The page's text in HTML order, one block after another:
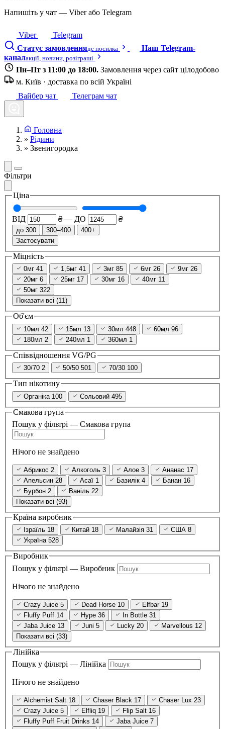
Напишіть у чат — Viber або Telegram
Viber
Telegram
Статус замовленняде посилка
Наш Telegram-
каналакції, новини, розіграші
Пн–Пт з 11:00 до 18:00. Замовлення через сайт цілодобово
м. Київ · доставка по всій Україні
Вайбер чат
Телеграм чат
Головна
» Рідини
» Звенигородка
Фільтри
Ціна
ВІД ₴ — ДО ₴
до 300 300–400
400+
Застосувати
Міцність
0мг 41 1,5мг 41 3мг 85 6мг 26 9мг 26
20мг 6 25мг 17 30мг 16 40мг 11
50мг 322
Показати всі (11)
Об'єм
10мл 42 15мл 13 30мл 448 60мл 96
180мл 2 240мл 1 360мл 1
Співвідношення VG/PG
30/70 2 50/50 501 70/30 100
Тип нікотину
Органіка 100 Сольовий 495
Смакова група
Пошук у фільтрі — Смакова група
Нічого не знайдено
Абрикос 2 Алкоголь 3 Алое 3 Ананас 17
Апельсин 28 Асаї 1 Базилік 4 Банан 16
Бурбон 2 Ваніль 22
Показати всі (93)
Країна виробник
Ізраїль 18 Китай 18 Малайзія 31 США 8
Україна 528
Виробник
Пошук у фільтрі — Виробник
Нічого не знайдено
Crazy Juice 5 Dead Horse 10 Elfbar 19
Fluffy Puff 14 Hype 36 In Bottle 31
Jaba Juice 13 Juni 5 Lucky 20 Marvellous 12
Показати всі (33)
Лінійка
Пошук у фільтрі — Лінійка
Нічого не знайдено
Alchemist Salt 18 Chaser Black 17 Chaser Lux 23
Crazy Juice 5 Elfliq 19 Flip Salt 16
Fluffy Puff Fruit Drinks 14 Jaba Juice 7